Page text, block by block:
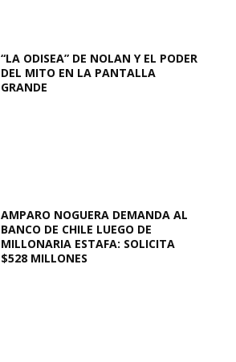
“LA ODISEA” DE NOLAN Y EL PODER
DEL MITO EN LA PANTALLA
GRANDE
AMPARO NOGUERA DEMANDA AL
BANCO DE CHILE LUEGO DE
MILLONARIA ESTAFA: SOLICITA
$528 MILLONES